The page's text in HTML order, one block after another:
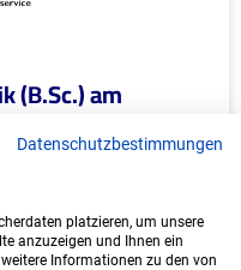
(B.Sc.) am
Datenschutzbestimmungen
platzieren, um unsere
anzuzeigen und Ihnen ein
Informationen zu den von